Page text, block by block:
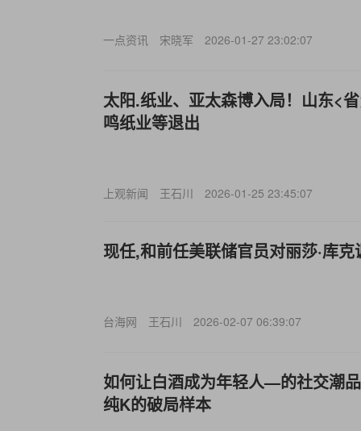
一点资讯 宋晓军 2026-01-27 23:02:07
太阳.纸业、亚太森博入局！山东<
鸣纸业等退出
上观新闻 王石川 2026-01-25 23:45:07
现任,和前任美联储官员对丽莎·库
台海网 王石川 2026-02-07 06:39:07
如何让白酒成为年轻人—的社交潮
纯K的破局样本